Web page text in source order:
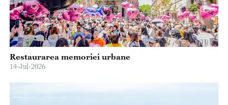
Restaurarea memoriei urbane
14-Jul-2026